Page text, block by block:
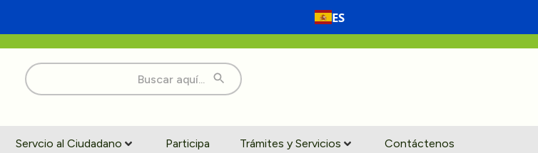
ES
Buscar:
Servcio al Ciudadano Participa Trámites y Servicios Contáctenos